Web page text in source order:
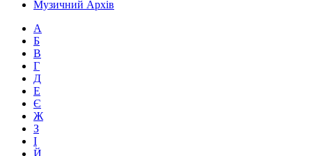
Музичний Архів
А
Б
В
Г
Д
Е
Є
Ж
З
І
Й